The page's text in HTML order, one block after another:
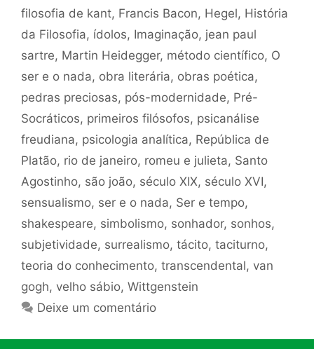
filosofia de kant, Francis Bacon, Hegel, História
da Filosofia, ídolos, Imaginação, jean paul
sartre, Martin Heidegger, método científico, O
ser e o nada, obra literária, obras poética,
pedras preciosas, pós-modernidade, Pré-
Socráticos, primeiros filósofos, psicanálise
freudiana, psicologia analítica, República de
Platão, rio de janeiro, romeu e julieta, Santo
Agostinho, são joão, século XIX, século XVI,
sensualismo, ser e o nada, Ser e tempo,
shakespeare, simbolismo, sonhador, sonhos,
subjetividade, surrealismo, tácito, taciturno,
teoria do conhecimento, transcendental, van
gogh, velho sábio, Wittgenstein
Deixe um comentário